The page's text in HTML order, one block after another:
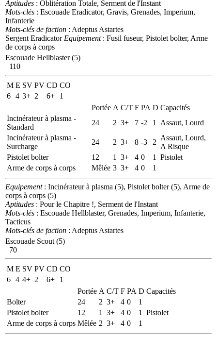
Aptitudes : Oblitération Totale, Serment de l'Instant
Mots-clés : Escouade Eradicator, Gravis, Grenades, Imperium,
Infanterie
Mots-clés de faction : Adeptus Astartes
Sergent Eradicator Equipement: Fusil fuseur, Pistolet bolter, Arme
de corps à corps
Escouade Hellblaster (5)
110
M E SV PV CD CO
6 4 3+ 2 6+
1
Portée A C/T F PA D Capacités
Incinérateur à plasma -
Standard
24 2 3+ 7 -2 1
Assaut, Lourd
Incinérateur à plasma -
Surcharge
24 2 3+ 8 -3 2
Assaut, Lourd,
A Risque
Pistolet bolter
12 1 3+ 4 0 1
Pistolet
Arme de corps à corps
Mêlée 3 3+ 4 0 1
Equipement: Incinérateur à plasma (5), Pistolet bolter (5), Arme de
corps à corps (5)
Aptitudes : Pour le Chapitre !, Serment de l'Instant
Mots-clés : Escouade Hellblaster, Grenades, Imperium, Infanterie,
Tacticus
Mots-clés de faction : Adeptus Astartes
Escouade Scout (5)
70
M E SV PV CD CO
6 4 4+ 2 6+
1
Portée A C/T F PA D Capacités
Bolter
24 2 3+ 4 0
1
Pistolet bolter
12 1 3+ 4 0 1
Pistolet
Arme de corps à corps Mêlée 2 3+ 4 0 1